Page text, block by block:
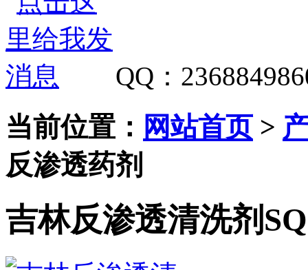
QQ ：
当前位置： 网站首页>
反渗透药剂
吉林反渗透清洗剂